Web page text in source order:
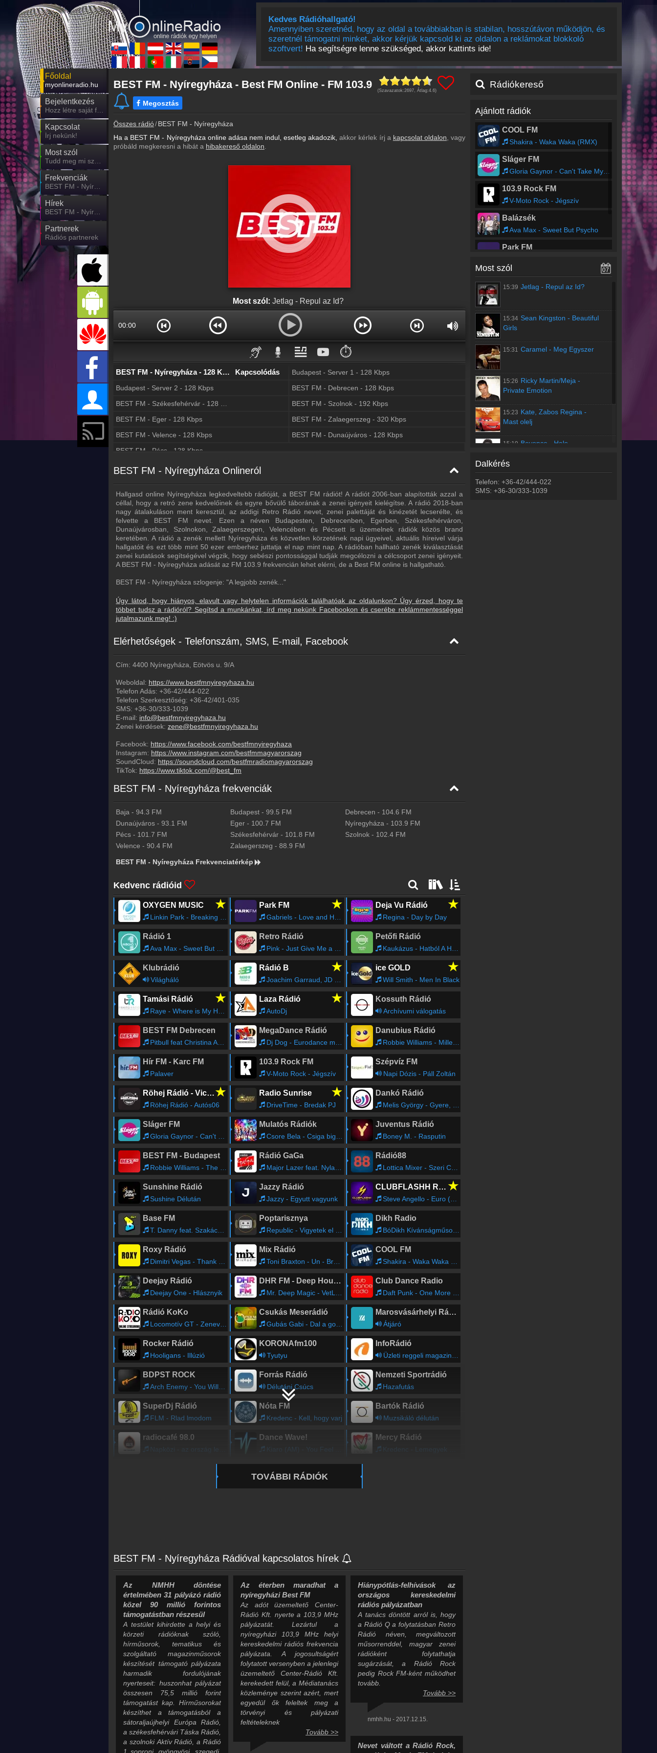
Kedves Rádióhallgató!
Amennyiben szeretnéd, hogy az oldal a továbbiakban is stabilan, hosszútávon működjön, és
szeretnél támogatni minket, akkor kérjük kapcsold ki az oldalon a reklámokat blokkoló
szoftvert! Ha segítségre lenne szükséged, akkor kattints ide!
Főoldal
myonlineradio.hu
Bejelentkezés
Kapcsolat
Írj nekünk!
Most szól
Frekvenciák
Hírek
Partnerek
Rádiós partnerek
BEST FM - Nyíregyháza - Best FM Online - FM 103.9 (Szavazatok:2697, Átlag:4.6)
Megosztás
Összes rádió BEST FM - Nyíregyháza
Ha a BEST FM - Nyíregyháza online adása nem indul, esetleg akadozik, akkor kérlek írj a kapcsolat oldalon , vagy
próbáld megkeresni a hibát a hibakereső oldalon
Most szól: Jetlag - Repul az Id?
00:00
⏱️
BEST FM - Nyíregyháza - 128 Kbps Kapcsolódás
Budapest - Server 1 - 128 Kbps
Budapest - Server 2 - 128 Kbps
BEST FM - Debrecen - 128 Kbps
BEST FM - Székesfehérvár - 128 Kbps
BEST FM - Szolnok - 192 Kbps
BEST FM - Eger - 128 Kbps
BEST FM - Zalaegerszeg - 320 Kbps
BEST FM - Velence - 128 Kbps
BEST FM - Dunaújváros - 128 Kbps
BEST FM - Pécs - 128 Kbps
BEST FM - Nyíregyháza Onlineról
Hallgasd online Nyíregyháza legkedveltebb rádióját, a BEST FM rádiót! A rádiót 2006-ban alapították azzal a
céllal, hogy a retró zene kedvelőinek és egyre bővülő táborának a zenei igényeit kielégítse. A rádió 2018-ban
nagy átalakuláson ment keresztül, az addigi Retro Rádió nevet, zenei palettáját és kinézetét lecserélte, és
felvette a BEST FM nevet. Ezen a néven Budapesten, Debrecenben, Egerben, Székesfehérváron,
Dunaújvárosban, Szolnokon, Zalaegerszegen, Velencében és Pécsett is üzemelnek rádiók közös brand
keretében. A rádió a zenék mellett Nyíregyháza és közvetlen körzetének napi ügyeivel, aktuális híreivel várja
hallgatóit és ezt több mint 50 ezer emberhez juttatja el nap mint nap. A rádióban hallható zenék kiválasztását
zenei kutatások segítségével végzik, hogy sebészi pontossággal tudják megcélozni a célcsoport zenei igényeit.
A BEST FM - Nyíregyháza adását az FM 103.9 frekvencián lehet elérni, de a Best FM online is hallgatható.
BEST FM - Nyíregyháza szlogenje: "A legjobb zenék..."
Úgy látod, hogy hiányos, elavult vagy helytelen információk találhatóak az oldalunkon? Úgy érzed, hogy te
többet tudsz a rádióról? Segítsd a munkánkat, írd meg nekünk Facebookon és cserébe reklámmentességgel
jutalmazunk meg! :)
Elérhetőségek - Telefonszám, SMS, E-mail, Facebook
Cím: 4400 Nyíregyháza, Eötvös u. 9/A
Weboldal: https://www.bestfmnyiregyhaza.hu
Telefon Adás: +36-42/444-022
Telefon Szerkesztőség: +36-42/401-035
SMS: +36-30/333-1039
E-mail: info@bestfmnyiregyhaza.hu
Zenei kérdések: zene@bestfmnyiregyhaza.hu
Facebook: https://www.facebook.com/bestfmnyiregyhaza
Instagram: https://www.instagram.com/bestfmmagyarorszag
SoundCloud: https://soundcloud.com/bestfmradiomagyarorszag
TikTok: https://www.tiktok.com/@best_fm
BEST FM - Nyíregyháza frekvenciák
Baja - 94.3 FM Budapest -99.5 FM Debrecen - 104.6 FM
Dunaújváros - 93.1 FM Eger - 100.7 FM Nyíregyháza - 103.9 FM
Pécs - 101.7 FM Székesfehérvár - 101.8 FM Szolnok- 102.4 FM
Velence - 90.4 FM Zalaegerszeg -88.9 FM
BEST FM - Nyíregyháza Frekvenciatérkép
Kedvenc rádióid
OXYGEN MUSIC ★
Linkin Park - Breaking the Habit
Park FM ★
Gabriels - Love and Hate in a Different Time
Deja Vu Rádió ★
Regina - Day by Day
Rádió 1
Ava Max - Sweet But Psycho
Retro Rádió
Pink - Just Give Me a Reason (feat. Nate Ruess)
Petőfi Rádió
Kaukázus - Hatból A Három
Klubrádió
Világháló
Rádió B ★
Joachim Garraud, JD Davis, David Guetta - The World Is Mine
ice GOLD ★
Will Smith - Men In Black
Tamási Rádió ★
Raye - Where is My Husband!
Laza Rádió ★
AutoDj
Kossuth Rádió
Archívumi válogatás
BEST FM Debrecen
Pitbull feat Christina Aguilera - Feel This Moment
MegaDance Rádió
Dj Dog - Eurodance mix vol.5. - Megadance Radio
Danubius Rádió
Robbie Williams - Millennium
Hír FM - Karc FM
Palaver
103.9 Rock FM
V-Moto Rock - Jégszív
Szépvíz FM
Napi Dózis - Páll Zoltán
Röhej Rádió - Vicc az egész★
Röhej Rádió - Autós06
Radio Sunrise ★
DriveTime - Bredak PJ
Dankó Rádió
Melis György - Gyere, Bodri kutyám
Sláger FM
Gloria Gaynor - Can't Take My Eyes Off You
Mulatós Rádiók
Csore Bela - Csiga biga gyere ki
Juventus Rádió
Boney M. - Rasputin
BEST FM - Budapest
Robbie Williams - The Road To Mandalay
Rádió GaGa
Major Lazer feat. Nyla and Fuse ODG - Light It Up
Rádió88
Lottica Mixer - Szeri Csaba
Sunshine Rádió
Sushine Délután
Jazzy Rádió
Jazzy - Egyutt vagyunk
CLUBFLASHH Radio ★
Steve Angello - Euro (Radio Edit)
Base FM
T. Danny feat. Szakács Gergö - Az Életem
Poptarisznya
Republic - Vigyetek el engem is
Dikh Radio
BóDikh Kívánságműsor - Bódi Csabi Jr.
Roxy Rádió
Dimitri Vegas - Thank You feat. Tiesto, Dido
Mix Rádió
Toni Braxton - Un - Break My Heart (Dj. Dark & Mose N Extended Remix)
COOL FM
Shakira - Waka Waka (RMX)
Deejay Rádió
Deejay One - Hlásznyik
DHR FM - Deep House Radio
Mr. Deep Magic - VetLove, Mike Drozdov - Your Heart (Extended Mix)
Club Dance Radio
Daft Punk - One More Time (Short Radio Edit)
Rádió KoKo
Locomotív GT - Zenevonat
Csukás Meserádió
Gubás Gabi - Dal a gombáról
Marosvásárhelyi Rádió
Átjáró
Rocker Rádió
Hooligans - Illúzió
KORONAfm100
Tyutyu
InfoRádió
Üzleti reggeli magazin magazin
BDPST ROCK
Arch Enemy - You Will Know My Name
Forrás Rádió
Délutáni Csúcs
Nemzeti Sportrádió
Hazafutás
SuperDj Rádió
FLM - Rlad lmodom
Nóta FM
Kredenc - Kell, hogy varj
Bartók Rádió
Muzsikáló délután
radiocafé 98.0
Napközi - az ország leghallgatottabb gyerekrádiója
Dance Wave!
Kiaro (AM) - You Feel All Of Me (Edit)
Mercy Rádió
Kredenc - Lemegyek a pince fenekere
TOVÁBBI RÁDIÓK
BEST FM - Nyíregyháza Rádióval kapcsolatos hírek
Az NMHH döntése
értelmében 31 pályázó rádió
közel 90 millió forintos
támogatástban részesül
A testület kihirdette a helyi és
körzeti rádióknak szóló,
hírműsorok, tematikus és
szolgáltató magazinműsorok
készítését támogató pályázata
harmadik fordulójának
nyerteseit: huszonhat pályázat
összesen 75,5 millió forint
támogatást kap. Hírműsorokat
készíthet a támogatásból a
sátoraljaújhelyi Európa Rádió,
a székesfehérvári Táska Rádió,
a szolnoki Aktív Rádió, a Rádió
1 soproni, gyöngyösi, szegedi,
Az éterben maradhat a
nyíregyházi Best FM
Az adót üzemeltető Center-
Rádió Kft. nyerte a 103,9 MHz
pályázatát. Lezártul a
nyíregyházi 103,9 MHz helyi
kereskedelmi rádiós frekvencia
pályázata. A jogosultságért
folytatott versenyben a jelenlegi
üzemeltető Center-Rádió Kft.
kerekedett felül, a Médiatanács
közleménye szerint azért, mert
egyedül ők feleltek meg a
törvényi és pályázati
feltételeknek
Tovább >>
Hiánypótlás-felhívások az
országos kereskedelmi
rádiós pályázatban
A tanács döntött arról is, hogy
a Rádió Q a folytatásban Retro
Rádió néven, megváltozott
műsorrenddel, magyar zenei
rádióként folytathatja
sugárzását, a Rádió Rock
pedig Rock FM-ként működhet
tovább.
Tovább >>
nmhh.hu - 2017.12.15.
Nevet váltott a Rádió Rock,
Rádiókereső
Ajánlott rádiók
COOL FM
Shakira - Waka Waka (RMX)
Sláger FM
Gloria Gaynor - Can't Take My Eyes Off You
103.9 Rock FM
V-Moto Rock - Jégszív
Balázsék
Ava Max - Sweet But Psycho
Park FM
Jazzy Rádió
Jazzy - Egyutt vagyunk
Most szól 07
15:39 Jetlag - Repul az Id?
15:34 Sean Kingston - Beautiful
Girls
15:31 Caramel - Meg Egyszer
15:26 Ricky Martin/Meja -
Private Emotion
15:23 Kate, Zabos Regina -
Mast olelj
15:19 Beyonce Halo
Régebbi számok lekérése
Dalkérés
Telefon: +36-42/444-022
SMS: +36-30/333-1039